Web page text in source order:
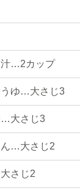
汁…2カップ
うゆ…大さじ3
…大さじ3
…大さじ2
さじ2